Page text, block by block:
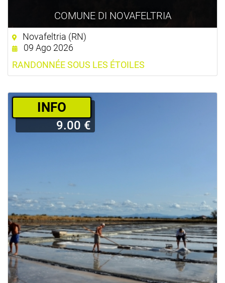
COMUNE DI NOVAFELTRIA
Novafeltria (RN)
09 Ago 2026
RANDONNÉE SOUS LES ÉTOILES
­INFO
9.00 €